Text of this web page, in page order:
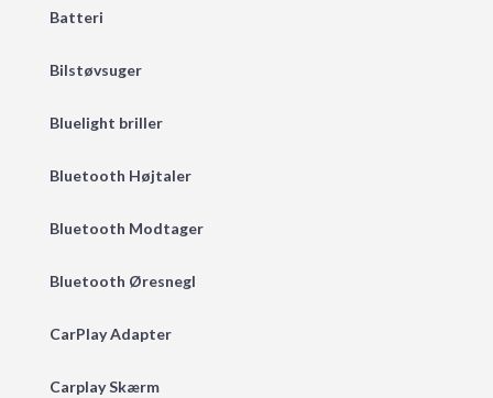
Batteri
Bilstøvsuger
Bluelight briller
Bluetooth Højtaler
Bluetooth Modtager
Bluetooth Øresnegl
CarPlay Adapter
Carplay Skærm